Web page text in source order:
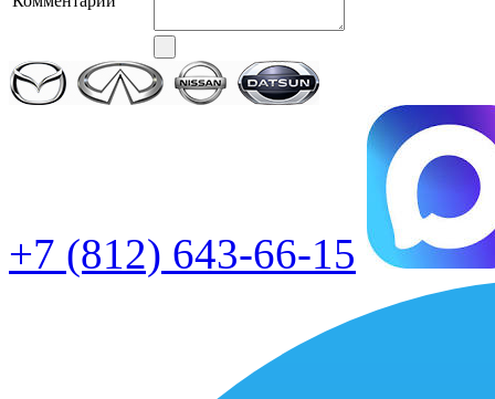
+7 (812) 643-66-15